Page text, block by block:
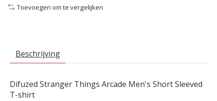
Toevoegen om te vergelijken
Beschrijving
Difuzed Stranger Things Arcade Men's Short Sleeved
T-shirt